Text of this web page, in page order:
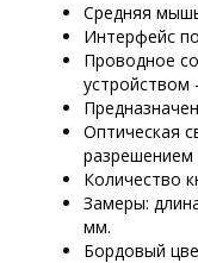
Средняя
Интерфейс
Проводное
устройством -
Оптическая
разрешением
Количество
Замеры:
мм.
Бордовый